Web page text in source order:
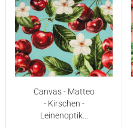
Canvas - Matteo
- Kirschen -
Leinenoptik...